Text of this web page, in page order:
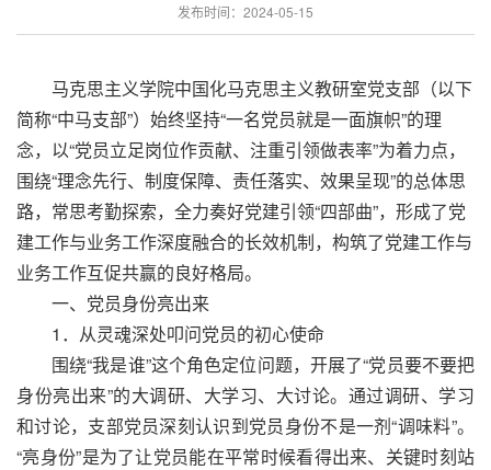
发布时间：2024-05-15
马克思主义学院中国化马克思主义教研室党支部（以下
简称“中马支部”）始终坚持“一名党员就是一面旗帜”的理
念，以“党员立足岗位作贡献、注重引领做表率”为着力点，
围绕“理念先行、制度保障、责任落实、效果呈现”的总体思
路，常思考勤探索，全力奏好党建引领“四部曲”，形成了党
建工作与业务工作深度融合的长效机制，构筑了党建工作与
业务工作互促共赢的良好格局。
一、党员身份亮出来
1．从灵魂深处叩问党员的初心使命
围绕“我是谁”这个角色定位问题，开展了“党员要不要把
身份亮出来”的大调研、大学习、大讨论。通过调研、学习
和讨论，支部党员深刻认识到党员身份不是一剂“调味料”。
“亮身份”是为了让党员能在平常时候看得出来、关键时刻站